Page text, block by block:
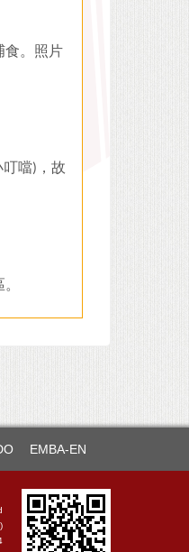
食。照片
噹)，故
EMBA-EN